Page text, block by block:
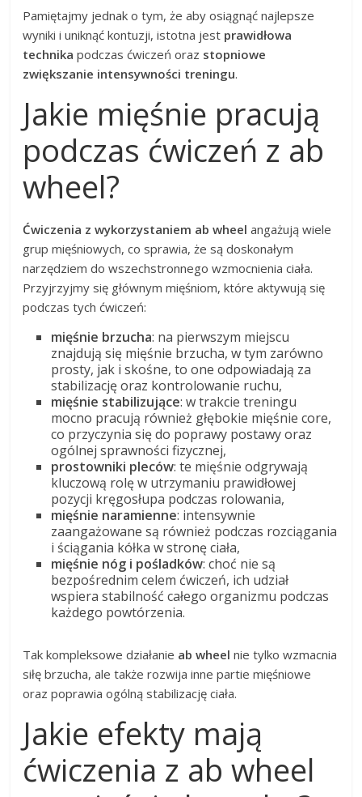
Pamiętajmy jednak o tym, że aby osiągnąć najlepsze
wyniki i uniknąć kontuzji, istotna jest prawidłowa
technika podczas ćwiczeń oraz stopniowe
zwiększanie intensywności treningu.
Jakie mięśnie pracują
podczas ćwiczeń z ab
wheel?
Ćwiczenia z wykorzystaniem ab wheel angażują wiele
grup mięśniowych, co sprawia, że są doskonałym
narzędziem do wszechstronnego wzmocnienia ciała.
Przyjrzyjmy się głównym mięśniom, które aktywują się
podczas tych ćwiczeń:
mięśnie brzucha: na pierwszym miejscu
znajdują się mięśnie brzucha, w tym zarówno
prosty, jak i skośne, to one odpowiadają za
stabilizację oraz kontrolowanie ruchu,
mięśnie stabilizujące: w trakcie treningu
mocno pracują również głębokie mięśnie core,
co przyczynia się do poprawy postawy oraz
ogólnej sprawności fizycznej,
prostowniki pleców: te mięśnie odgrywają
kluczową rolę w utrzymaniu prawidłowej
pozycji kręgosłupa podczas rolowania,
mięśnie naramienne: intensywnie
zaangażowane są również podczas rozciągania
i ściągania kółka w stronę ciała,
mięśnie nóg i pośladków: choć nie są
bezpośrednim celem ćwiczeń, ich udział
wspiera stabilność całego organizmu podczas
każdego powtórzenia.
Tak kompleksowe działanie ab wheel nie tylko wzmacnia
siłę brzucha, ale także rozwija inne partie mięśniowe
oraz poprawia ogólną stabilizację ciała.
Jakie efekty mają
ćwiczenia z ab wheel